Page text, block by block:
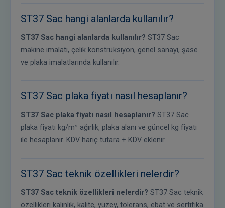
ST37 Sac hangi alanlarda kullanılır?
ST37 Sac hangi alanlarda kullanılır? ST37 Sac
makine imalatı, çelik konstrüksiyon, genel sanayi, şase
ve plaka imalatlarında kullanılır.
ST37 Sac plaka fiyatı nasıl hesaplanır?
ST37 Sac plaka fiyatı nasıl hesaplanır? ST37 Sac
plaka fiyatı kg/m² ağırlık, plaka alanı ve güncel kg fiyatı
ile hesaplanır. KDV hariç tutara + KDV eklenir.
ST37 Sac teknik özellikleri nelerdir?
ST37 Sac teknik özellikleri nelerdir? ST37 Sac teknik
özellikleri kalınlık, kalite, yüzey, tolerans, ebat ve sertifika